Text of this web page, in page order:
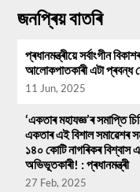
জনপ্ৰিয় বাতৰি
প্ৰধানমন্ত্ৰীয়ে সৰ্বাংগীন
আলোকপাতকাৰী এটা প্ৰবন্ধ
11 Jun, 2025
‘একতাৰ মহাযজ্ঞ’ৰ সমাপ্তি
একতাৰ এই বিশাল সমাৱেশৰ
১৪০ কোটি নাগৰিকৰ
অভিভূতকাৰী! : প্ৰধানমন্ত্ৰী
27 Feb, 2025